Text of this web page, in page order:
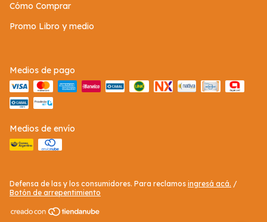
Cómo Comprar
Promo Libro y medio
Medios de pago
Medios de envío
Defensa de las y los consumidores. Para reclamos ingresá acá. /
Botón de arrepentimiento